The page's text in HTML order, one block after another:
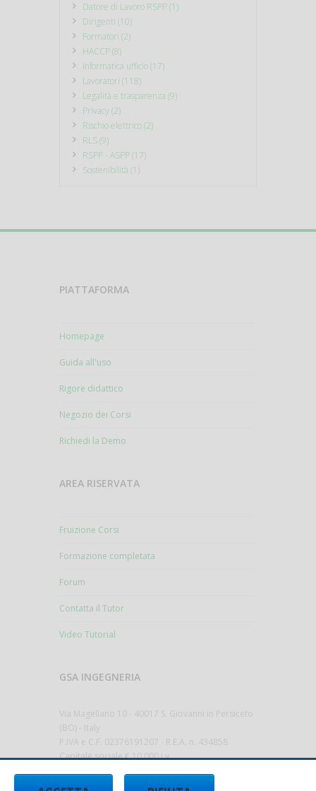
Datore di Lavoro RSPP (1)
Dirigenti (10)
Formatori (2)
HACCP (8)
Informatica ufficio (17)
Lavoratori (118)
Legalità e trasparenza (9)
Privacy (2)
Rischio elettrico (2)
RLS (9)
RSPP - ASPP (17)
Sostenibilità (1)
PIATTAFORMA
Homepage
Guida all'uso
Rigore didattico
Negozio dei Corsi
Richiedi la Demo
AREA RISERVATA
Fruizione Corsi
Formazione completata
Forum
Contatta il Tutor
Video Tutorial
GSA INGEGNERIA
Via Magellano 10 - 40017 S. Giovanni in Persiceto
(BO) - Italy
P.IVA e C.F. 02376191207 - R.E.A. n. 434858
Capitale sociale € 10.000 i.v.